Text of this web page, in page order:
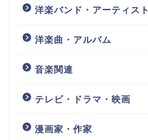
洋楽バンド・アーティスト
洋楽曲・アルバム
音楽関連
テレビ・ドラマ・映画
漫画家・作家